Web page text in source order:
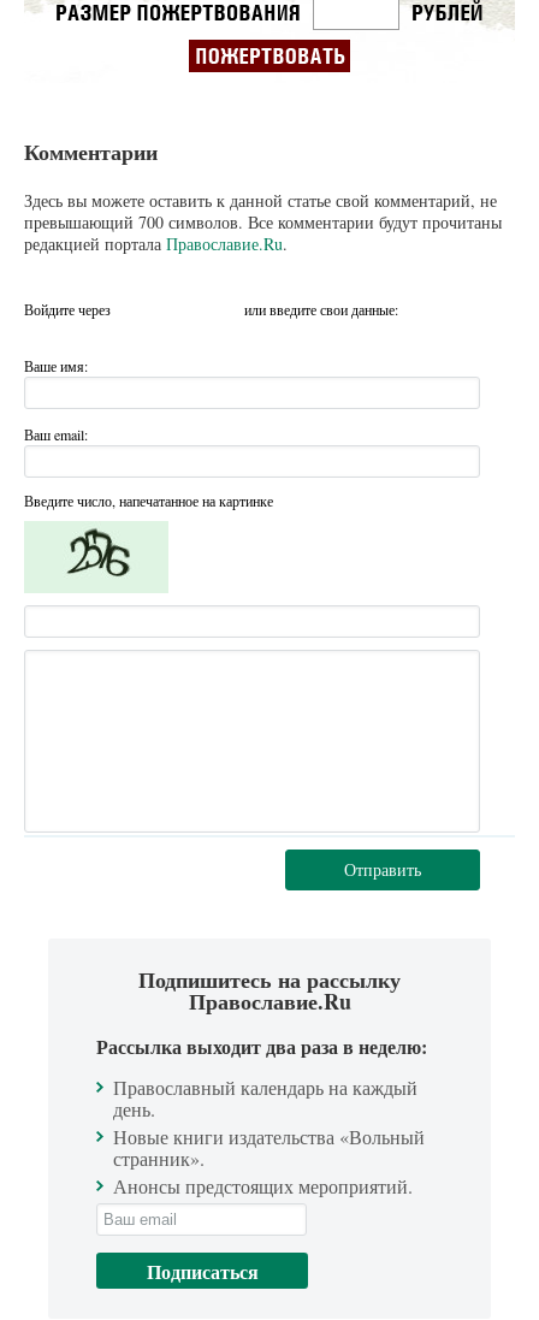
Комментарии
Здесь вы можете оставить к данной статье свой комментарий, не
превышающий 700 символов. Все комментарии будут прочитаны
редакцией портала Православие.Ru.
Войдите через или введите свои данные:
Ваше имя:
Ваш email:
Введите число, напечатанное на картинке
Отправить
Подпишитесь на рассылку
Православие.Ru
Рассылка выходит два раза в неделю:
Православный календарь на каждый
день.
Новые книги издательства «Вольный
странник».
Анонсы предстоящих мероприятий.